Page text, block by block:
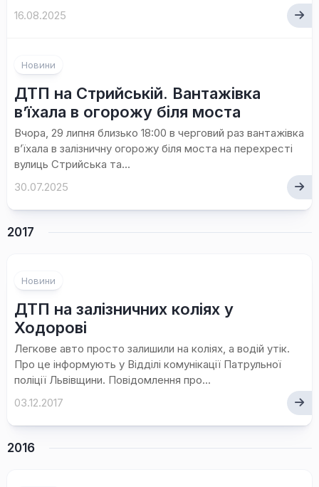
16.08.2025
Новини
ДТП на Стрийській. Вантажівка
в’їхала в огорожу біля моста
Вчора, 29 липня близько 18:00 в черговий раз вантажівка
в’їхала в залізничну огорожу біля моста на перехресті
вулиць Стрийська та...
30.07.2025
2017
Новини
ДТП на залізничних коліях у
Ходорові
Легкове авто просто залишили на коліях, а водій утік.
Про це інформують у Відділі комунікації Патрульної
поліції Львівщини. Повідомлення про...
03.12.2017
2016